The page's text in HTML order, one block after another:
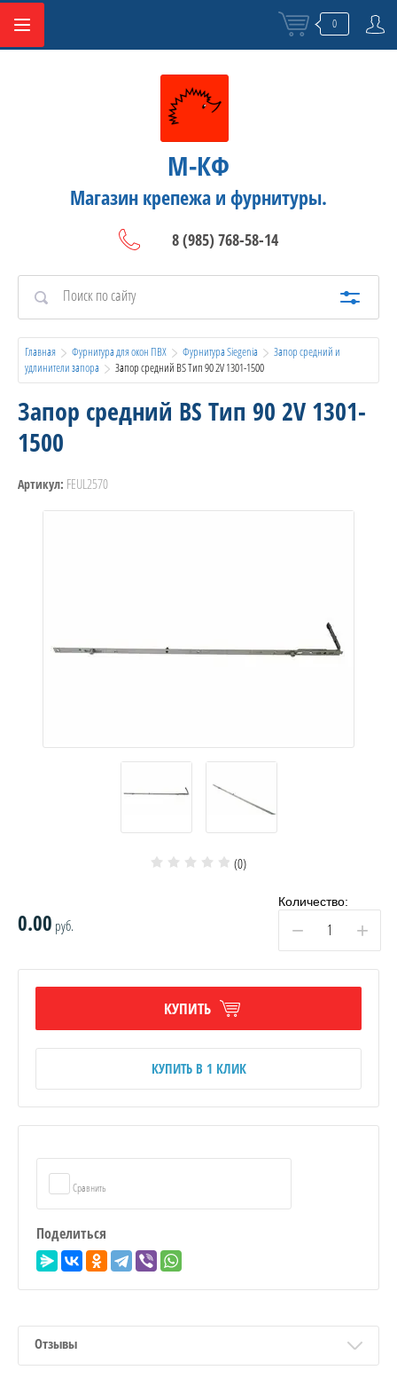
0
М-КФ
Магазин крепежа и фурнитуры.
8 (985) 768-58-14
Главная Фурнитура для окон ПВХ Фурнитура Siegenia
Запор средний и
удлинители запора
  Запор средний BS Тип 90 2V 1301-1500
Запор средний BS Тип 90 2V 1301-
1500
Артикул: FEUL2570
(0)
0.00 руб.
Количество:
− +
КУПИТЬ
КУПИТЬ В 1 КЛИК
Сравнить
Поделиться
Отзывы